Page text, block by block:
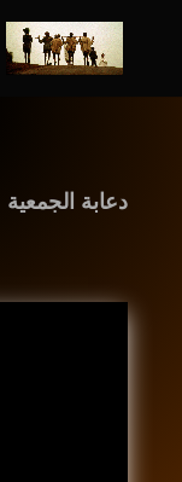
دعابة الجمعية